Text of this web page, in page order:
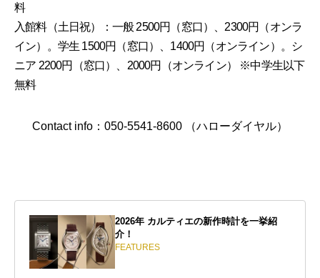
料
入館料（土日祝）：一般 2500円（窓口）、2300円（オンラ
イン）。学生 1500円（窓口）、1400円（オンライン）。シ
ニア 2200円（窓口）、2000円（オンライン） ※中学生以下
無料
Contact info：050-5541-8600 （ハローダイヤル）
2026年 カルティエの新作時計を一挙紹
介！
FEATURES